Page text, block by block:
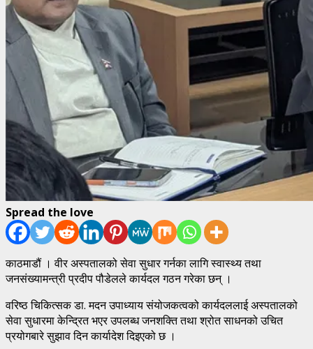
Spread the love
काठमाडौं । वीर अस्पतालको सेवा सुधार गर्नका लागि स्वास्थ्य तथा
जनसंख्यामन्त्री प्रदीप पौडेलले कार्यदल गठन गरेका छन् ।
वरिष्ठ चिकित्सक डा. मदन उपाध्याय संयोजकत्वको कार्यदललाई अस्पतालको
सेवा सुधारमा केन्द्रित भएर उपलब्ध जनशक्ति तथा श्रोत साधनको उचित
प्रयोगबारे सुझाव दिन कार्यादेश दिइएको छ ।